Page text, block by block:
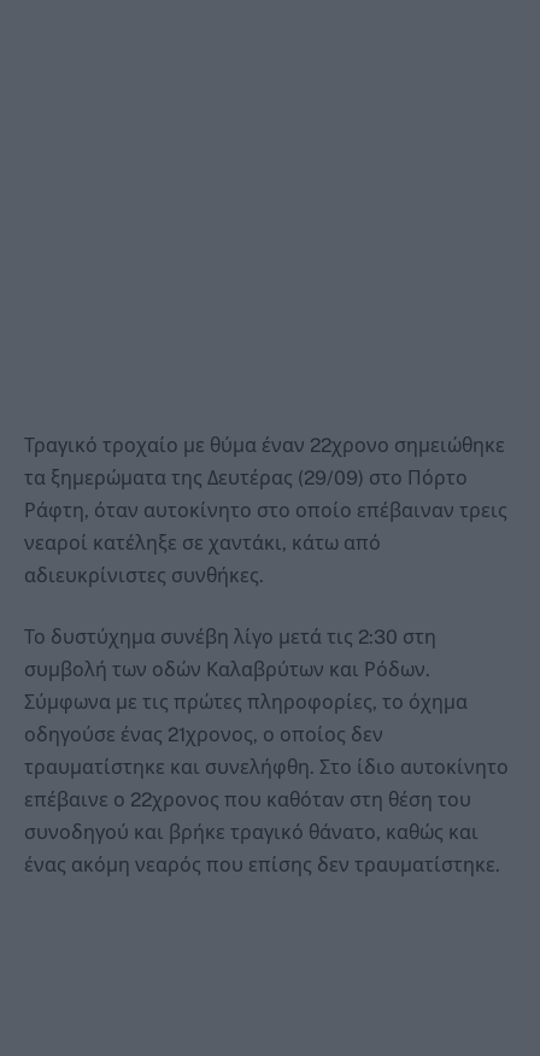
Τραγικό τροχαίο με θύμα έναν 22χρονο σημειώθηκε
τα ξημερώματα της Δευτέρας (29/09) στο Πόρτο
Ράφτη, όταν αυτοκίνητο στο οποίο επέβαιναν τρεις
νεαροί κατέληξε σε χαντάκι, κάτω από
αδιευκρίνιστες συνθήκες.
Το δυστύχημα συνέβη λίγο μετά τις 2:30 στη
συμβολή των οδών Καλαβρύτων και Ρόδων.
Σύμφωνα με τις πρώτες πληροφορίες, το όχημα
οδηγούσε ένας 21χρονος, ο οποίος δεν
τραυματίστηκε και συνελήφθη. Στο ίδιο αυτοκίνητο
επέβαινε ο 22χρονος που καθόταν στη θέση του
συνοδηγού και βρήκε τραγικό θάνατο, καθώς και
ένας ακόμη νεαρός που επίσης δεν τραυματίστηκε.